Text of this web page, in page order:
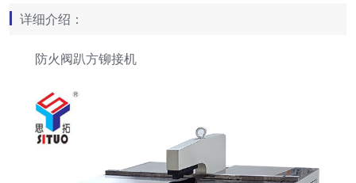
详细介绍：
防火阀趴方铆接机